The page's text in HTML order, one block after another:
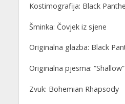
Kostimografija: Black
Šminka: Čovjek iz sjene
Originalna glazba: Black
Originalna pjesma:
Zvuk: Bohemian Rhapsody